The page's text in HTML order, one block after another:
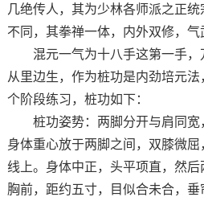
几绝传人，其为少林各师派之正
不同，其拳禅一体，内外双修，气
混元一气为十八手这第一手，
从里边生，作为桩功是内劲培元
个阶段练习，桩功如下：
桩功姿势：两脚分开与肩同宽
身体重心放于两脚之间，双膝微
线上。身体中正，头平项直，然
胸前，距约五寸，目似合未合，